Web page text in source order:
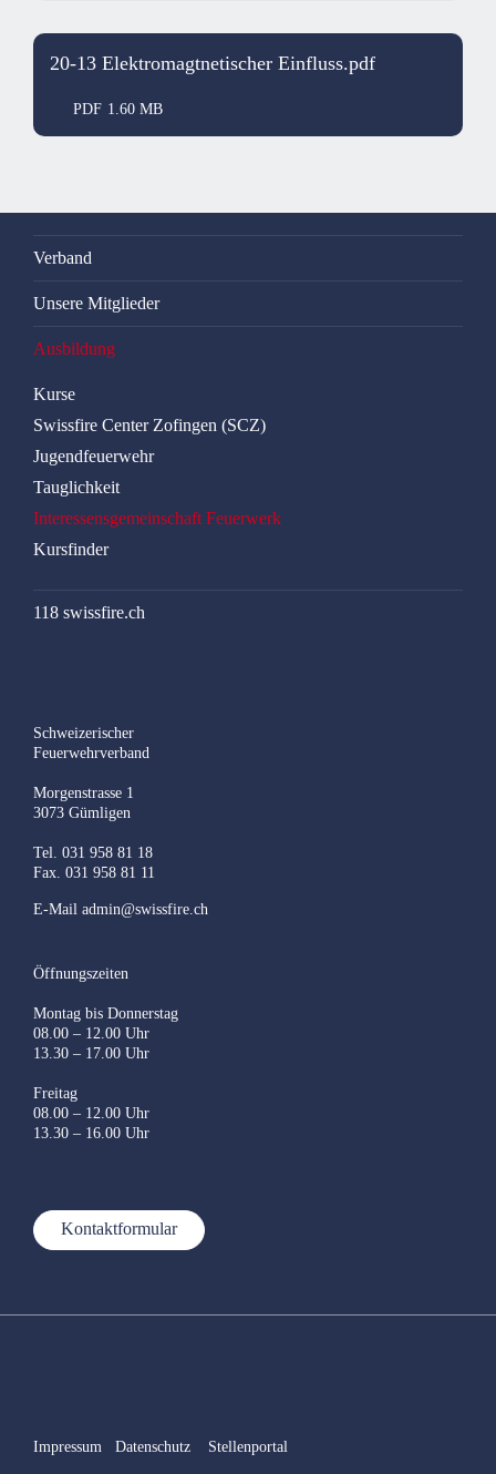
20-13 Elektromagtnetischer Einfluss.pdf
PDF 1.60 MB
Verband
Unsere Mitglieder
Ausbildung
Kurse
Swissfire Center Zofingen (SCZ)
Jugendfeuerwehr
Tauglichkeit
Interessensgemeinschaft Feuerwerk
Kursfinder
118 swissfire.ch
Schweizerischer
Feuerwehrverband
Morgenstrasse 1
3073 Gümligen
Tel. 031 958 81 18
Fax. 031 958 81 11
E-Mail admin@swissfire.ch
Öffnungszeiten
Montag bis Donnerstag
08.00 – 12.00 Uhr
13.30 – 17.00 Uhr
Freitag
08.00 – 12.00 Uhr
13.30 – 16.00 Uhr
Kontaktformular
Impressum Datenschutz Stellenportal